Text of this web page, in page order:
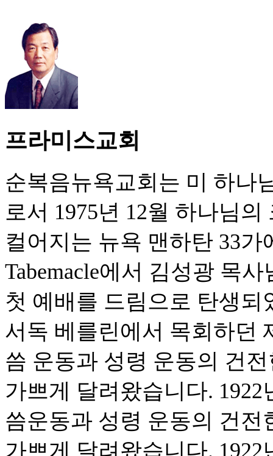
프라미스교회
순복음뉴욕교회는 미 하나
로서 1975년 12월 하나님
컬어지는 뉴욕 맨하탄 33가
Tabemacle에서 김성광 목
첫 예배를 드림으로 탄생되
서독 베를린에서 목회하던
씀 운동과 성령 운동의 건
가쁘게 달려왔습니다.
씀운동과 성령 운동의 건
가쁘게 달려왔습니다.